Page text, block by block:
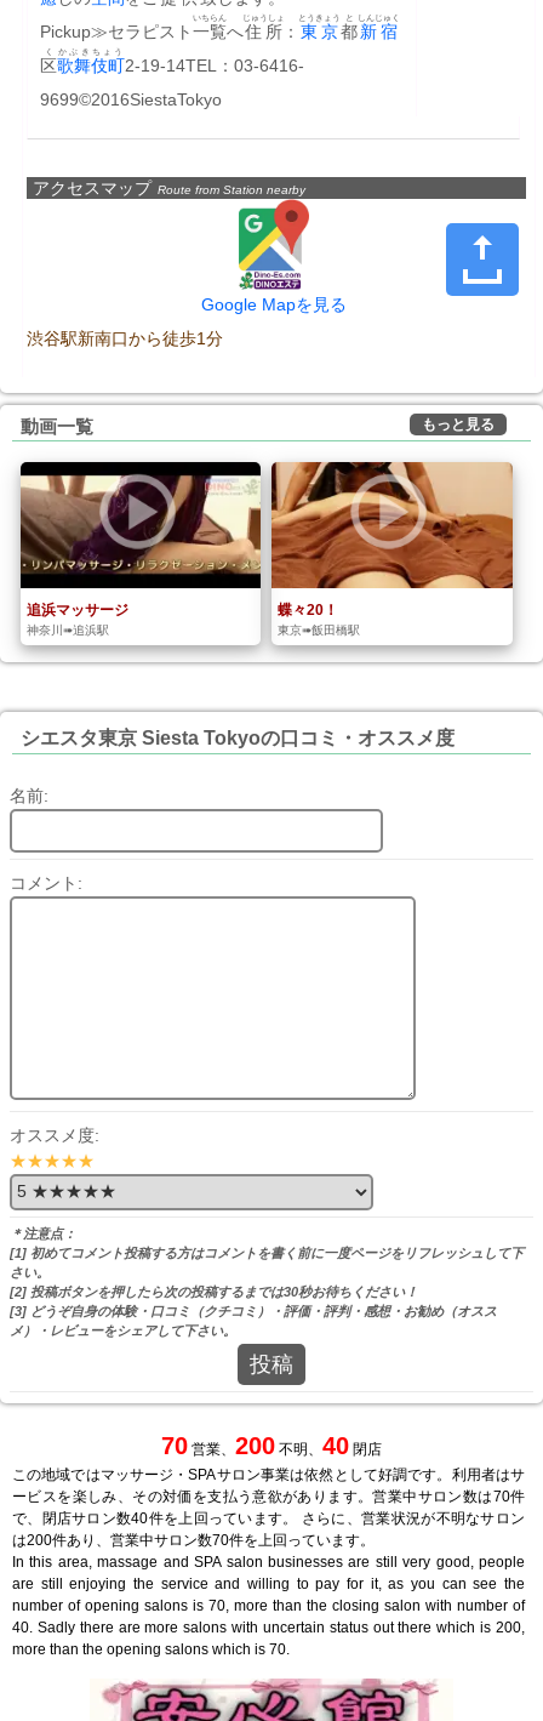
Pickup≫セラピスト一覧
いちらん
へ﻿住所
じゅうしょ
： 東京
とうきょう
都
と
新宿
しんじゅく
区
く
歌舞伎町
かぶきちょう
2-19-14TEL：03-6416-
9699©2016SiestaTokyo
アクセスマップ Route from Station nearby
Google Mapを見る
渋谷駅新南口から徒歩1分
動画一覧 もっと見る
追浜マッサージ
神奈川➠追浜駅
蝶々20！
東京➠飯田橋駅
シエスタ東京 Siesta Tokyoの口コミ・オススメ度
名前:
コメント:
オススメ度:
★★★★★
＊注意点：
[1] 初めてコメント投稿する方はコメントを書く前に一度ページをリフレッシュして下
さい。
[2] 投稿ボタンを押したら次の投稿するまでは30秒お待ちください！
[3] どうぞ自身の体験・口コミ（クチコミ）・評価・評判・感想・お勧め（オスス
メ）・レビューをシェアして下さい。
投稿
70 営業、 200 不明、 40 閉店
この地域ではマッサージ・SPAサロン事業は依然として好調です。利用者はサ
ービスを楽しみ、その対価を支払う意欲があります。営業中サロン数は70件
で、閉店サロン数40件を上回っています。 さらに、営業状況が不明なサロン
は200件あり、営業中サロン数70件を上回っています。
In this area, massage and SPA salon businesses are still very good, people
are still enjoying the service and willing to pay for it, as you can see the
number of opening salons is 70, more than the closing salon with number of
40. Sadly there are more salons with uncertain status out there which is 200,
more than the opening salons which is 70.